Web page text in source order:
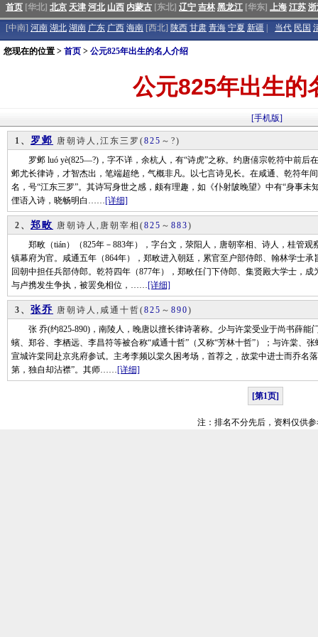
首页 [华北] 北京 天津 河北 山西 内蒙古 [东北] 辽宁 吉林 黑龙江 [华东] 上海 江苏
[中南] 河南 湖北 湖南 广东 广西 海南 [西北] 陕西 甘肃 青海 宁夏 新疆 当代 民国
您现在的位置 > 首页 > 公元825年出生的名人介绍
公元825年出生的
[手机版]
1、 罗邺 唐朝诗人,江东三罗 (825 ～?)
罗邺 luó yè(825—?)，字不详，余杭人，有“诗虎”之称。约唐僖宗乾符中前后
邺尤长律诗，才智杰出，笔端超绝，气概非凡。以七言诗见长。在咸通、乾符年
名，号“江东三罗”。其诗写身世之感，颇有理趣，如《仆射陂晚望》中有“身事
俚语入诗，晓畅明白……[详细]
2、 郑畋 唐朝诗人,唐朝宰相 (825 ～ 883)
郑畋（tián）（825年－883年），字台文，荥阳人，唐朝宰相、诗人，桂管观
镇幕府为官。咸通五年（864年），郑畋进入朝廷，累官至户部侍郎、翰林学士
回朝中担任兵部侍郎。乾符四年（877年），郑畋任门下侍郎、集贤殿大学士，
与卢携发生争执，被罢免相位，……[详细]
3、 张乔 唐朝诗人,咸通十哲(825 ～ 890)
张 乔(约825-890)，南陵人，晚唐以擅长律诗著称。少与许棠受业于尚书薛能
蠙、郑谷、李栖远、李昌符等被合称“咸通十哲”（又称“芳林十哲”）；与许棠、
宣城许棠同赴京兆府参试。主考李频以棠久困考场，首荐之，故棠中进士而乔名
第，独自却沾襟”。其师……[详细]
[第1页]
注：排名不分先后，资料仅供